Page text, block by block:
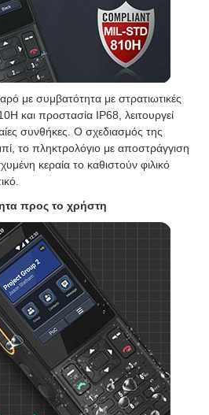
με συμβατότητα με στρατιωτικές
και προστασία IP68, λειτουργεί
συνθήκες. Ο σχεδιασμός της
το πληκτρολόγιο με αποστράγγιση
κεραία το καθιστούν φιλικό
προς το χρήστη